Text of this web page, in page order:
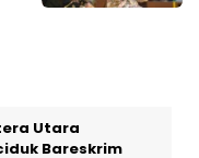
Utara
Bareskrim